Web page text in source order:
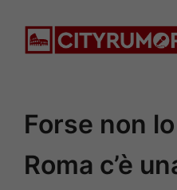
Forse non
Roma c’è